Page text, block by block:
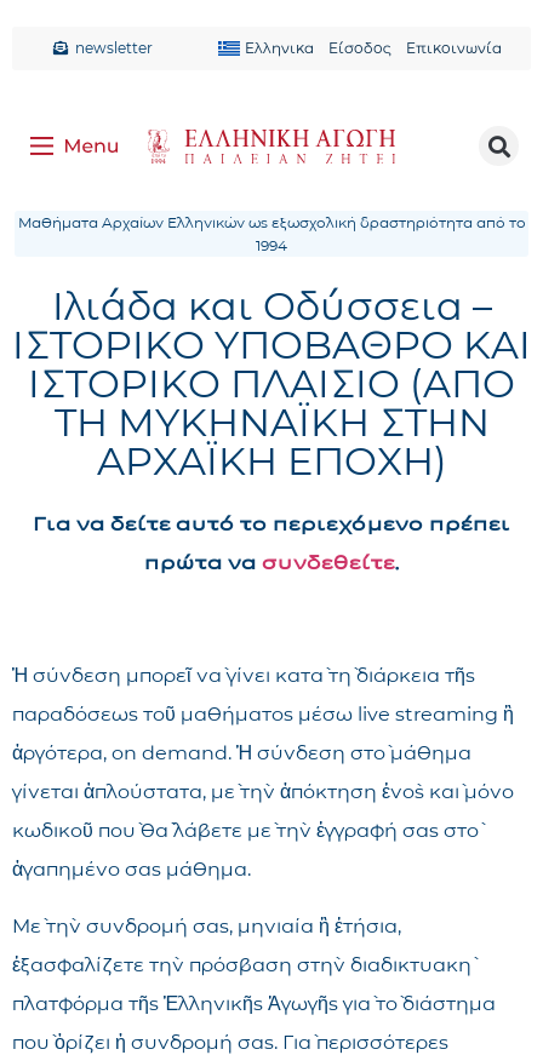
newsletter Ελληνικα Είσοδος Επικοινωνία
Μαθήματα Αρχαίων Ελληνικών ως εξωσχολική δραστηριότητα από το
1994
Ιλιάδα και Οδύσσεια –
ΙΣΤΟΡΙΚΟ ΥΠΟΒΑΘΡΟ ΚΑΙ
ΙΣΤΟΡΙΚΟ ΠΛΑΙΣΙΟ (ΑΠΟ
ΤΗ ΜΥΚΗΝΑΪΚΗ ΣΤΗΝ
ΑΡΧΑΪΚΗ ΕΠΟΧΗ)
Για να δείτε αυτό το περιεχόμενο πρέπει
πρώτα να συνδεθείτε.
Ἡ σύνδεση μπορεῖ νὰ γίνει κατὰ τὴ διάρκεια τῆς
παραδόσεως τοῦ μαθήματος μέσω live streaming ἢ
ἀργότερα, on demand. Ἡ σύνδεση στὸ μάθημα
γίνεται ἁπλούστατα, μὲ τὴν ἀπόκτηση ἑνὸς καὶ μόνο
κωδικοῦ ποὺ θὰ λάβετε μὲ τὴν ἐγγραφή σας στὸ
ἀγαπημένο σας μάθημα.
Μὲ τὴν συνδρομή σας, μηνιαία ἢ ἐτήσια,
ἐξασφαλίζετε τὴν πρόσβαση στὴν διαδικτυακὴ
πλατφόρμα τῆς Ἑλληνικῆς Ἀγωγῆς γιὰ τὸ διάστημα
ποὺ ὁρίζει ἡ συνδρομή σας. Γιὰ περισσότερες